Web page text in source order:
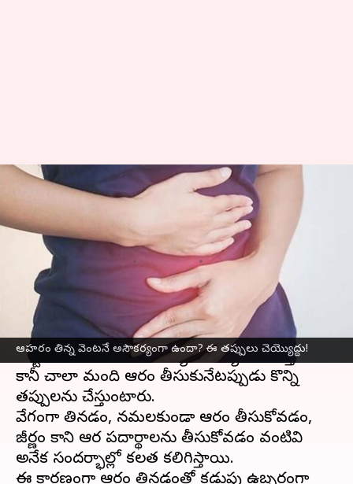
ఆహరం తిన్న వెంటనే అసౌకర్యంగా ఉందా? ఈ తప్పులు చెయ్యొద్దు!
Health Tips: ఆహరం తిన్న వెంటనే
అసౌకర్యంగా ఉందా? ఈ తప్పులు
చెయ్యొద్దు!
Jayachandra Akuri Jan 28, 2025 05:29 pm
ఈ వార్తాకథనం ఏంటి
ఆహారం మన ఆరోగ్యంపై కీలక ప్రభావం చూపుతుంది.
పౌష్టికాహారం తీసుకుంటే ఆరోగ్య సమస్యలు తలెత్తవు,
కానీ చాలా మంది ఆహారం తీసుకునేటప్పుడు కొన్ని
తప్పులను చేస్తుంటారు.
వేగంగా తినడం, నమలకుండా ఆహారం తీసుకోవడం,
జీర్ణం కాని ఆహార పదార్థాలను తీసుకోవడం వంటివి
అనేక సందర్భాల్లో కలత కలిగిస్తాయి.